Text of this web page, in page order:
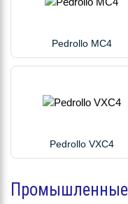
Pedrollo MC4
Pedrollo VXC4